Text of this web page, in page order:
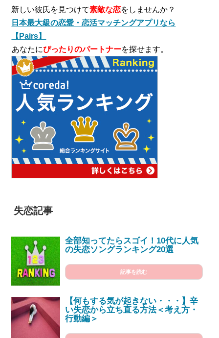
新しい彼氏を見つけて素敵な恋をしませんか？
日本最大級の恋愛・恋活マッチングアプリなら
【Pairs】
あなたにぴったりのパートナーを探せます。
失恋記事
全部知ってたらスゴイ！10代に人気
の失恋ソングランキング20選
記事を読む
【何もする気が起きない・・・】辛
い失恋から立ち直る方法＜考え方・
行動編＞